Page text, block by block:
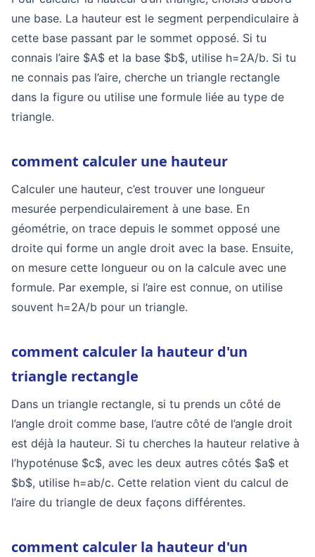
une base. La hauteur est le segment perpendiculaire à
cette base passant par le sommet opposé. Si tu
connais l’aire $A$ et la base $b$, utilise h=2A/b. Si tu
ne connais pas l’aire, cherche un triangle rectangle
dans la figure ou utilise une formule liée au type de
triangle.
comment calculer une hauteur
Calculer une hauteur, c’est trouver une longueur
mesurée perpendiculairement à une base. En
géométrie, on trace depuis le sommet opposé une
droite qui forme un angle droit avec la base. Ensuite,
on mesure cette longueur ou on la calcule avec une
formule. Par exemple, si l’aire est connue, on utilise
souvent h=2A/b pour un triangle.
comment calculer la hauteur d'un
triangle rectangle
Dans un triangle rectangle, si tu prends un côté de
l’angle droit comme base, l’autre côté de l’angle droit
est déjà la hauteur. Si tu cherches la hauteur relative à
l’hypoténuse $c$, avec les deux autres côtés $a$ et
$b$, utilise h=ab/c. Cette relation vient du calcul de
l’aire du triangle de deux façons différentes.
comment calculer la hauteur d'un